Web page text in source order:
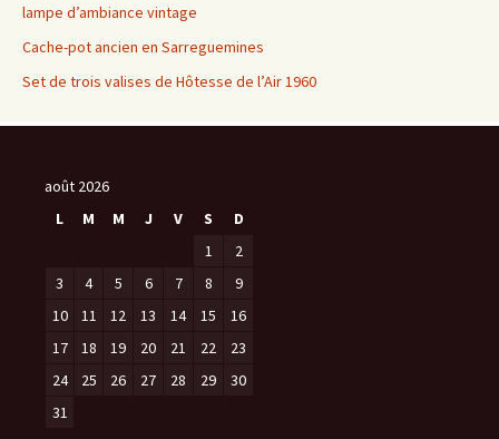
lampe d’ambiance vintage
Cache-pot ancien en Sarreguemines
Set de trois valises de Hôtesse de l’Air 1960
août 2026
L
M M J V S
D
1
2
3
4 5 6 7 8
9
10
11 12 13 14 15
16
17
18 19 20 21 22
23
24
25 26 27 28 29
30
31